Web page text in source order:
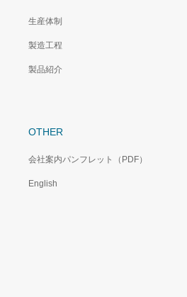
生産体制
製造工程
製品紹介
OTHER
会社案内パンフレット（PDF）
English